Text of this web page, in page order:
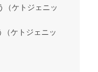
ケトジェニッ
ケトジェニッ